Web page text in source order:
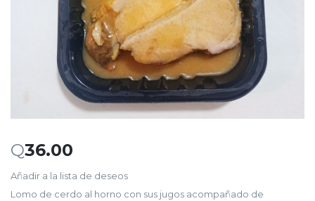
Q36.00
Añadir a la lista de deseos
Lomo de cerdo al horno con sus jugos acompañado de